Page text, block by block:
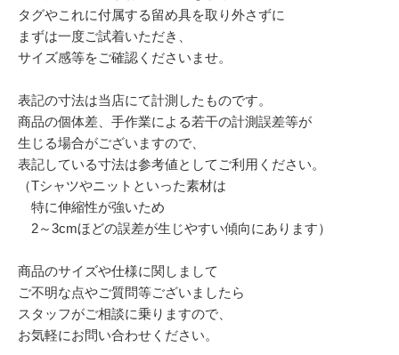
タグやこれに付属する留め具を取り外さずに
まずは一度ご試着いただき、
サイズ感等をご確認くださいませ。
表記の寸法は当店にて計測したものです。
商品の個体差、手作業による若干の計測誤差等が
生じる場合がございますので、
表記している寸法は参考値としてご利用ください。
（Tシャツやニットといった素材は
特に伸縮性が強いため
2～3cmほどの誤差が生じやすい傾向にあります）
商品のサイズや仕様に関しまして
ご不明な点やご質問等ございましたら
スタッフがご相談に乗りますので、
お気軽にお問い合わせください。